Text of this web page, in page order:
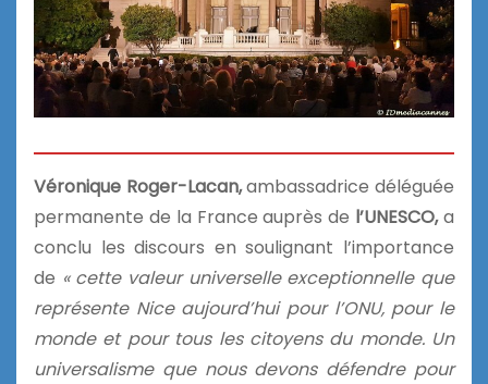
Véronique Roger-Lacan,ambassadrice déléguée
permanente de la France auprès de l’UNESCO,a
conclu les discours en soulignant l’importance
de « cette valeur universelle exceptionnelle que
représente Nice aujourd’hui pour l’ONU, pour le
monde et pour tous les citoyens du monde. Un
universalisme que nous devons défendre pour